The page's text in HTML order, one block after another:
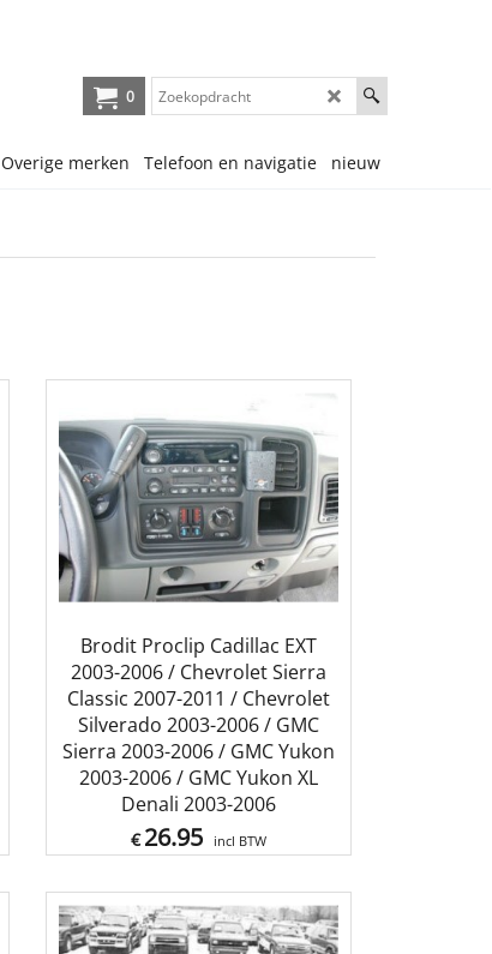
0
Overige merken Telefoon en navigatie nieuw
Brodit Proclip Cadillac EXT
2003-2006 / Chevrolet Sierra
Classic 2007-2011 / Chevrolet
Silverado 2003-2006 / GMC
Sierra 2003-2006 / GMC Yukon
2003-2006 / GMC Yukon XL
Denali 2003-2006
€ 26.95 incl BTW